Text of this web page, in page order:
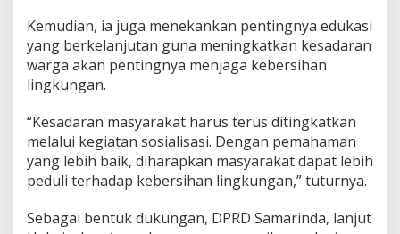
Kemudian, ia juga menekankan pentingnya edukasi
yang berkelanjutan guna meningkatkan kesadaran
warga akan pentingnya menjaga kebersihan
lingkungan.
“Kesadaran masyarakat harus terus ditingkatkan
melalui kegiatan sosialisasi. Dengan pemahaman
yang lebih baik, diharapkan masyarakat dapat lebih
peduli terhadap kebersihan lingkungan,” tuturnya.
Sebagai bentuk dukungan, DPRD Samarinda, lanjut